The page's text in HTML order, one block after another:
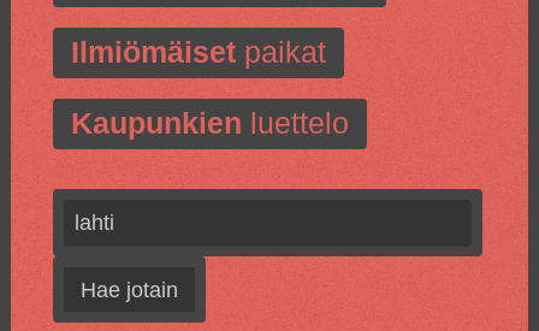
Ilmiömäisetpaikat
Kaupunkien luettelo
Hae jotain